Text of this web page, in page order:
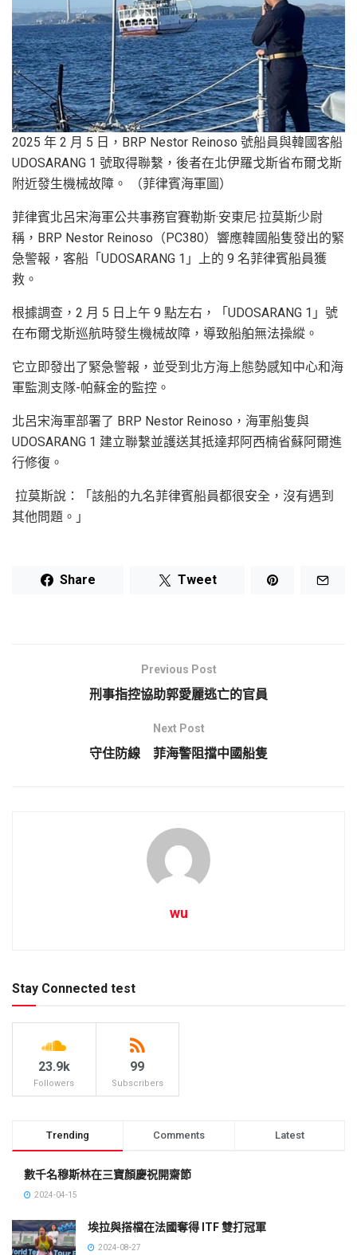
2025 年 2 月 5 日，BRP Nestor Reinoso 號船員與韓國客船
UDOSARANG 1 號取得聯繫，後者在北伊羅戈斯省布爾戈斯
附近發生機械故障。 （菲律賓海軍圖）
菲律賓北呂宋海軍公共事務官賽勒斯·安東尼·拉莫斯少尉
稱，BRP Nestor Reinoso（PC380）響應韓國船隻發出的緊
急警報，客船「UDOSARANG 1」上的 9 名菲律賓船員獲
救。
根據調查，2 月 5 日上午 9 點左右，「UDOSARANG 1」號
在布爾戈斯巡航時發生機械故障，導致船舶無法操縱。
它立即發出了緊急警報，並受到北方海上態勢感知中心和海
軍監測支隊-帕蘇金的監控。
北呂宋海軍部署了 BRP Nestor Reinoso，海軍船隻與
UDOSARANG 1 建立聯繫並護送其抵達邦阿西楠省蘇阿爾進
行修復。
拉莫斯說：「該船的九名菲律賓船員都很安全，沒有遇到
其他問題。」
Share Tweet
Previous Post
刑事指控協助郭愛麗逃亡的官員
Next Post
守住防線 菲海警阻擋中國船隻
wu
Stay Connected test
23.9k
Followers
99
Subscribers
Trending Comments Latest
數千名穆斯林在三寶顏慶祝開齋節
2024-04-15
埃拉與搭檔在法國奪得 ITF 雙打冠軍
2024-08-27